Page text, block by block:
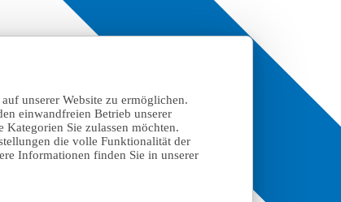
unserer Website zu ermöglichen.
einwandfreien Betrieb unserer
Kategorien Sie zulassen möchten.
die volle Funktionalität der
Informationen finden Sie in unserer